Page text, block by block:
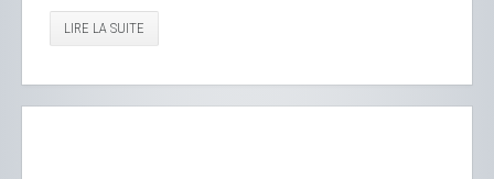
LIRE LA SUITE